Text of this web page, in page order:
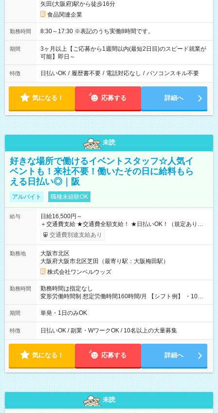
矢田(大阪府)駅から徒歩16分
食品関連企業
勤務時間 8:30～17:30 ※表記のうち実働8時間です。
期間
3ヶ月以上【ご応募から1週間以内(最短2日目)のスピード就業が
可能】即日～
特徴 日払いOK / 履歴書不要 / 電話対応なし / パソコンスキル不要
気になる！ 応募する 詳細へ
未読
好きな場所で働けるイベントスタッフ☆人気イ
ベントも！来社不要！働いたその日に給料もら
える日払い◎｜阪
アルバイト 職種未経験OK
給与
日給16,500円～
＋交通費支給 ★交通費全額支給！ ★日払いOK！（規定あり） ┗
働いたその日に現金GET♪ お仕事後はコンビニATMから 日払
交通費別途支給あり
勤務地
大阪市北区
大阪府大阪市北区芝田（最寄り駅：大阪梅田駅）
株式会社ワンベルウッズ
勤務時間
勤務時間は指定なし
変形労働時間制 想定労働時間160時間/月 【シフト例】 ・10：
00～20：00
期間 単発・1日のみOK
特徴 日払いOK / 副業・WワークOK / 10名以上の大量募集
気になる！ 応募する 詳細へ
未読